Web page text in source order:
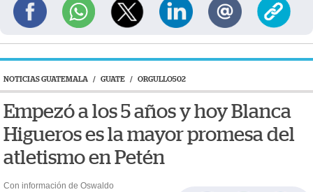
NOTICIAS GUATEMALA / GUATE / ORGULLO502
Empezó a los 5 años y hoy Blanca
Higueros es la mayor promesa del
atletismo en Petén
Con información de Oswaldo